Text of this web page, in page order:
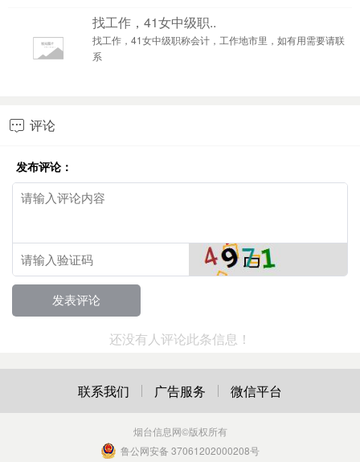
找工作，41女中级职..
找工作，41女中级职称会计，工作地市里，如有用需要请联
系
 评论
发布评论：
还没有人评论此条信息！
联系我们 广告服务 微信平台
烟台信息网©版权所有
鲁公网安备 37061202000208号